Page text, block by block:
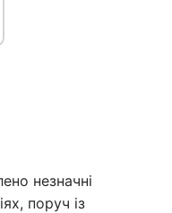
незначні
поруч із